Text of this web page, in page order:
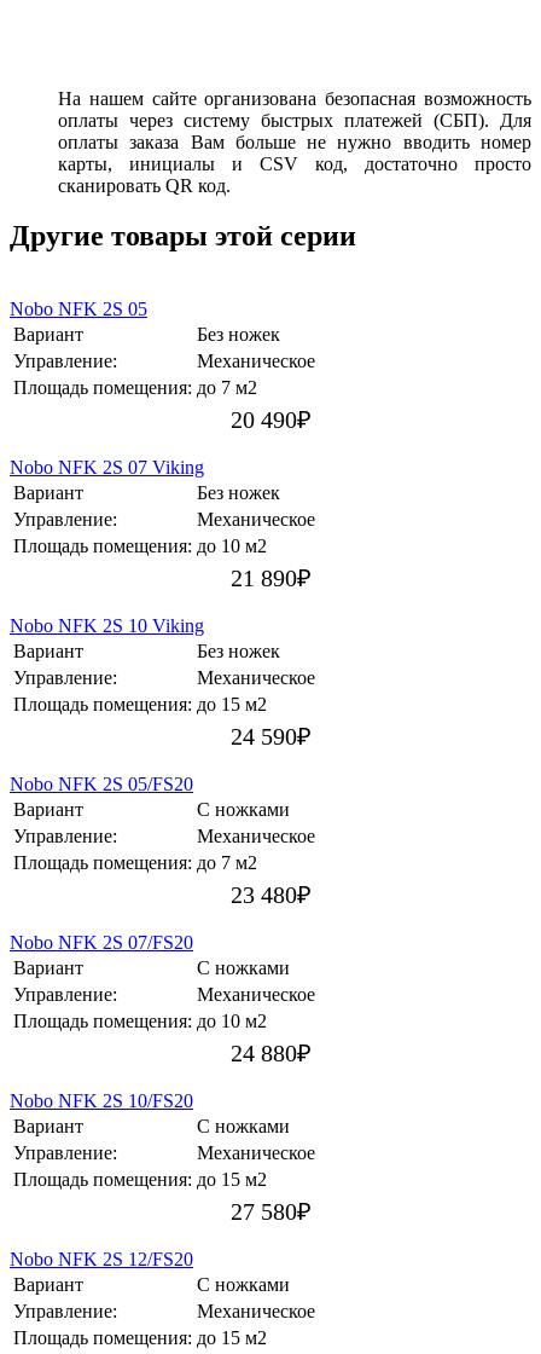
На нашем сайте организована безопасная возможность
оплаты через систему быстрых платежей (СБП). Для
оплаты заказа Вам больше не нужно вводить номер
карты, инициалы и CSV код, достаточно просто
сканировать QR код.
Другие товары этой серии
Nobo NFK 2S 05
Вариант
Без ножек
Управление:
Механическое
Площадь помещения: до 7 м2
20 490₽
Nobo NFK 2S 07 Viking
Вариант
Без ножек
Управление:
Механическое
Площадь помещения: до 10 м2
21 890₽
Nobo NFK 2S 10 Viking
Вариант
Без ножек
Управление:
Механическое
Площадь помещения: до 15 м2
24 590₽
Nobo NFK 2S 05/FS20
Вариант
С ножками
Управление:
Механическое
Площадь помещения: до 7 м2
23 480₽
Nobo NFK 2S 07/FS20
Вариант
С ножками
Управление:
Механическое
Площадь помещения: до 10 м2
24 880₽
Nobo NFK 2S 10/FS20
Вариант
С ножками
Управление:
Механическое
Площадь помещения: до 15 м2
27 580₽
Nobo NFK 2S 12/FS20
Вариант
С ножками
Управление:
Механическое
Площадь помещения: до 15 м2